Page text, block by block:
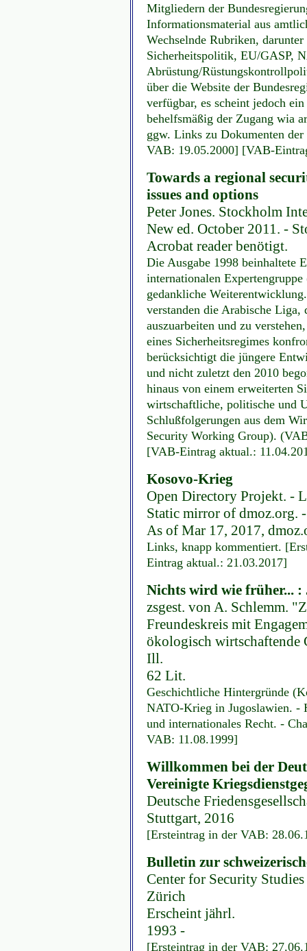
Mitgliedern der
Informationsmaterial aus
Wechselnde Rubriken,
Sicherheitspolitik, EU/GASP,
Abrüstung/
über die Website der
verfügbar, es scheint jedoch
behelfsmäßig der Zugang wia
ggw. Links zu Dokumenten
VAB: 19.05.2000] [VAB-
Towards a regional
issues and options
Peter Jones. Stockholm
New ed. October 2011. -
Acrobat reader benötigt.
Die Ausgabe 1998 beinhaltete
internationalen
gedankliche
verstanden die Arabische
auszuarbeiten und zu
eines Sicherheitsregimes
berücksichtigt die jüngere
und nicht zuletzt den 2010
hinaus von einem erweiterten
wirtschaftliche, politische und
Schlußfolgerungen aus dem
Security Working Group).
[VAB-Eintrag aktual.:
Kosovo-Krieg
Open Directory Projekt. -
Static mirror of dmoz.org.
As of Mar 17, 2017,
Links, knapp kommentiert.
Eintrag aktual.: 21.03.2017]
Nichts wird wie früher...
zsgest. von A. Schlemm.
Freundeskreis mit
ökologisch wirtschaftende
Ill.
62 Lit.
Geschichtliche Hintergründe
NATO-Krieg in Jugoslawien. -
und internationales Recht. -
VAB: 11.08.1999]
Willkommen bei der
Vereinigte
Deutsche
Stuttgart, 2016
[Ersteintrag in der VAB:
Bulletin zur
Center for Security
Zürich
Erscheint jährl.
1993 -
[Ersteintrag in der VAB: